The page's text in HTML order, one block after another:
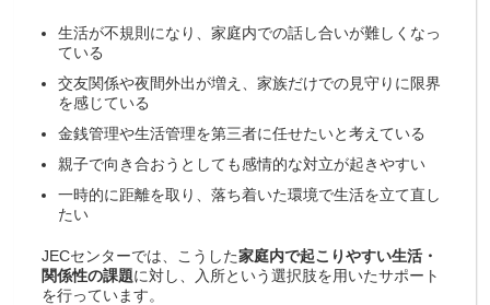
生活が不規則になり、家庭内での話し合いが難しくなっ
ている
交友関係や夜間外出が増え、家族だけでの見守りに限界
を感じている
金銭管理や生活管理を第三者に任せたいと考えている
親子で向き合おうとしても感情的な対立が起きやすい
一時的に距離を取り、落ち着いた環境で生活を立て直し
たい
JECセンターでは、こうした家庭内で起こりやすい生活・
関係性の課題に対し、入所という選択肢を用いたサポート
を行っています。